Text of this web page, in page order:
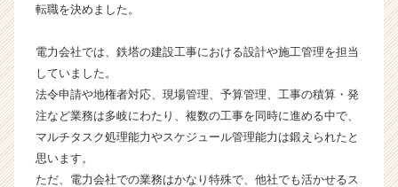
ス
ト
が
届
就
転職を決めました。
電力会社では、鉄塔の建設工事における設計や施工管理を担当
していました。
法令申請や地権者対応、現場管理、予算管理、工事の積算・発
注など業務は多岐にわたり、複数の工事を同時に進める中で、
マルチタスク処理能力やスケジュール管理能力は鍛えられたと
思います。
ただ、電力会社での業務はかなり特殊で、他社でも活かせるス